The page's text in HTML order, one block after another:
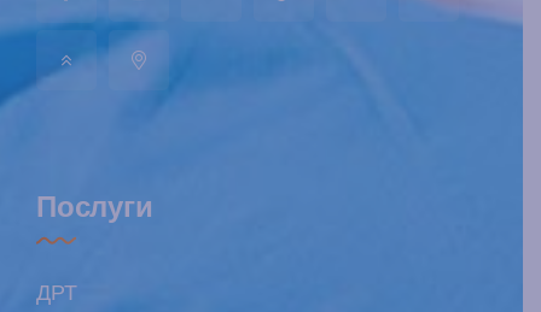
Послуги
ДРТ